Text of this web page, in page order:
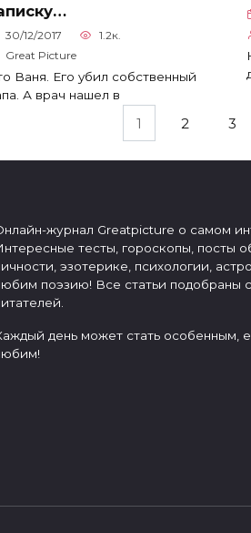
30/12/2017
1.2к.
Great Picture
Ваня. Его yбил собственный
А врач нашел в
1 2 3
журнал Greatpicture о самом
тесты, гороскопы, посты
эзотерике, психологии,
поэзию! Все статьи подобраны
день может стать особенным,